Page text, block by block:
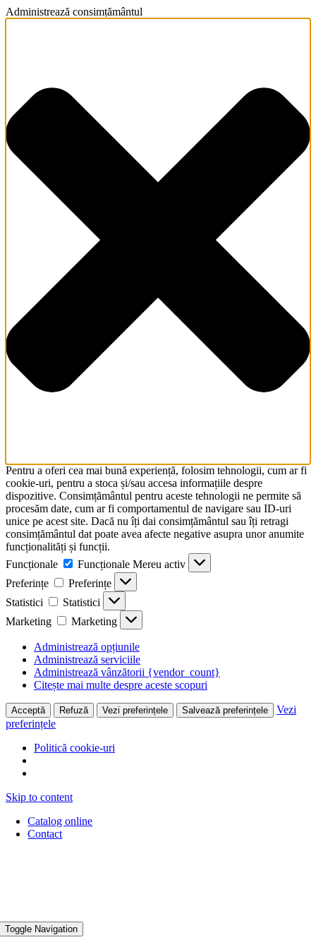
Administrează consimțământul
Pentru a oferi cea mai bună experiență, folosim tehnologii, cum ar fi
cookie-uri, pentru a stoca și/sau accesa informațiile despre
dispozitive. Consimțământul pentru aceste tehnologii ne permite să
procesăm date, cum ar fi comportamentul de navigare sau ID-uri
unice pe acest site. Dacă nu îți dai consimțământul sau îți retragi
consimțământul dat poate avea afecte negative asupra unor anumite
funcționalități și funcții.
Funcționale
Funcționale Mereu activ
Preferințe
Preferințe
Statistici
Statistici
Marketing
Marketing
Administrează opțiunile
Administrează serviciile
Administrează vânzătorii {vendor_count}
Citește mai multe despre aceste scopuri
Acceptă Refuză Vezi preferințele Salvează preferințele
Vezi
preferințele
Politică cookie-uri
Skip to content
Catalog online
Contact
Toggle Navigation